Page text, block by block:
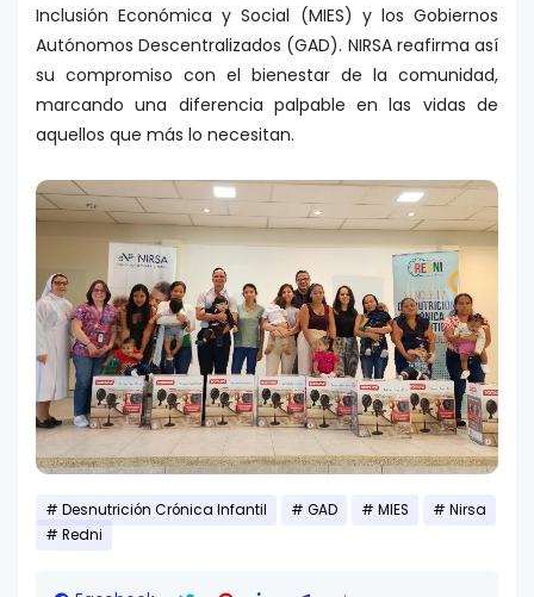
Inclusión Económica y Social (MIES) y los Gobiernos
Autónomos Descentralizados (GAD). NIRSA reafirma así
su compromiso con el bienestar de la comunidad,
marcando una diferencia palpable en las vidas de
aquellos que más lo necesitan.
Desnutrición Crónica Infantil GAD MIES
Nirsa
Redni